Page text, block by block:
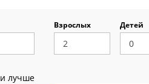
Взрослых Детей
и лучше